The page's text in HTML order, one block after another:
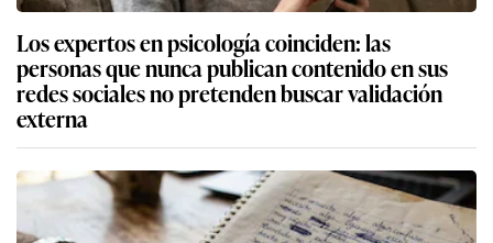
Los expertos en psicología coinciden: las
personas que nunca publican contenido en sus
redes sociales no pretenden buscar validación
externa